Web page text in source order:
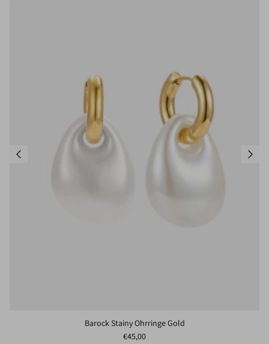
Barock Stainy Ohrringe Gold
Normaler Preis
€45,00